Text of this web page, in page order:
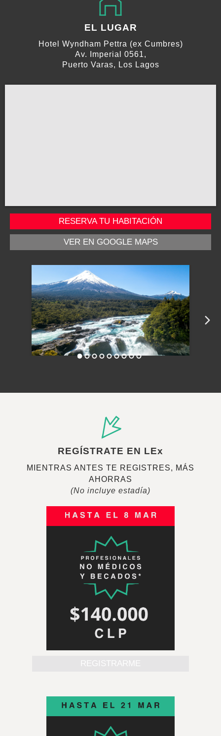
EL LUGAR
Hotel Wyndham Pettra (ex Cumbres)
Av. Imperial 0561,
Puerto Varas, Los Lagos
RESERVA TU HABITACIÓN
VER EN GOOGLE MAPS
REGÍSTRATE EN LEx
MIENTRAS ANTES TE REGISTRES, MÁS
AHORRAS
(No incluye estadía)
REGISTRARME